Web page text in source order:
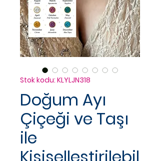
Stok kodu: KLYLJN318
Doğum Ayı
Çiçeği ve Taşı
ile